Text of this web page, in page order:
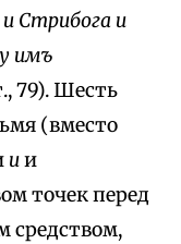
Стрибога и
имъ
79). Шесть
(вместо
ии
точек перед
средством,